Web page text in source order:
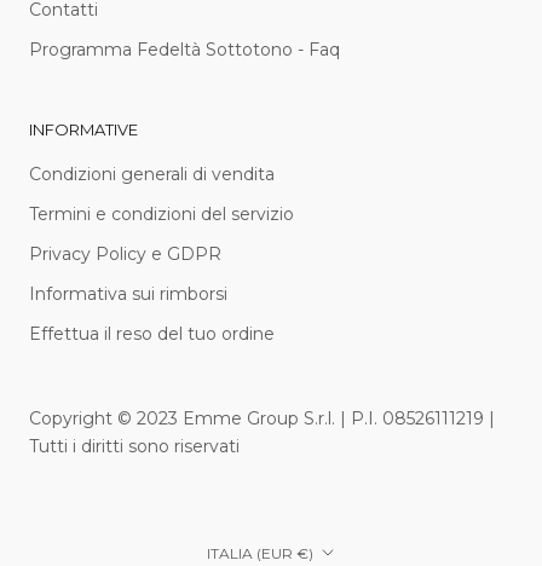
Contatti
Programma Fedeltà Sottotono - Faq
INFORMATIVE
Condizioni generali di vendita
Termini e condizioni del servizio
Privacy Policy e GDPR
Informativa sui rimborsi
Effettua il reso del tuo ordine
Copyright © 2023 Emme Group S.r.l. | P.I. 08526111219 |
Tutti i diritti sono riservati
Paese/Area
ITALIA (EUR €)